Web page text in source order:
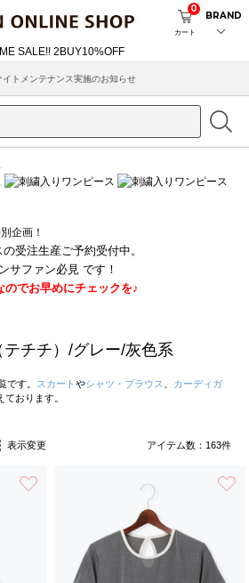
カート
0
BRAND
輸の配送遅延・停止について
企画！
受注生産ご予約受付中。
サファン必見 です！
でお早めにチェックを♪
テチチ）/グレー/灰色系
です。 スカート やシャツ・ブラウス
カーディガ
おります。
表示変更 アイテム数： 163件